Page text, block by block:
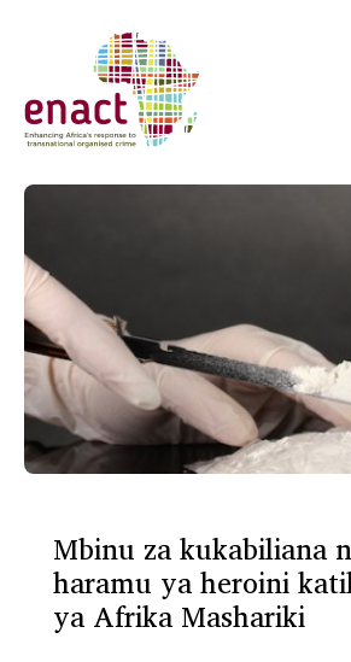
Mbinu za kukabiliana
haramu ya heroini
ya Afrika Mashariki